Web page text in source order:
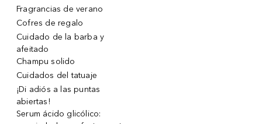
Fragrancias de verano
Cofres de regalo
Cuidado de la barba y
afeitado
Champu solido
Cuidados del tatuaje
¡Di adiós a las puntas
abiertas!
Serum ácido glicólico: